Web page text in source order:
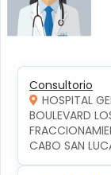
Consultorio
HOSPITAL
BOULEVARD
CABO SAN